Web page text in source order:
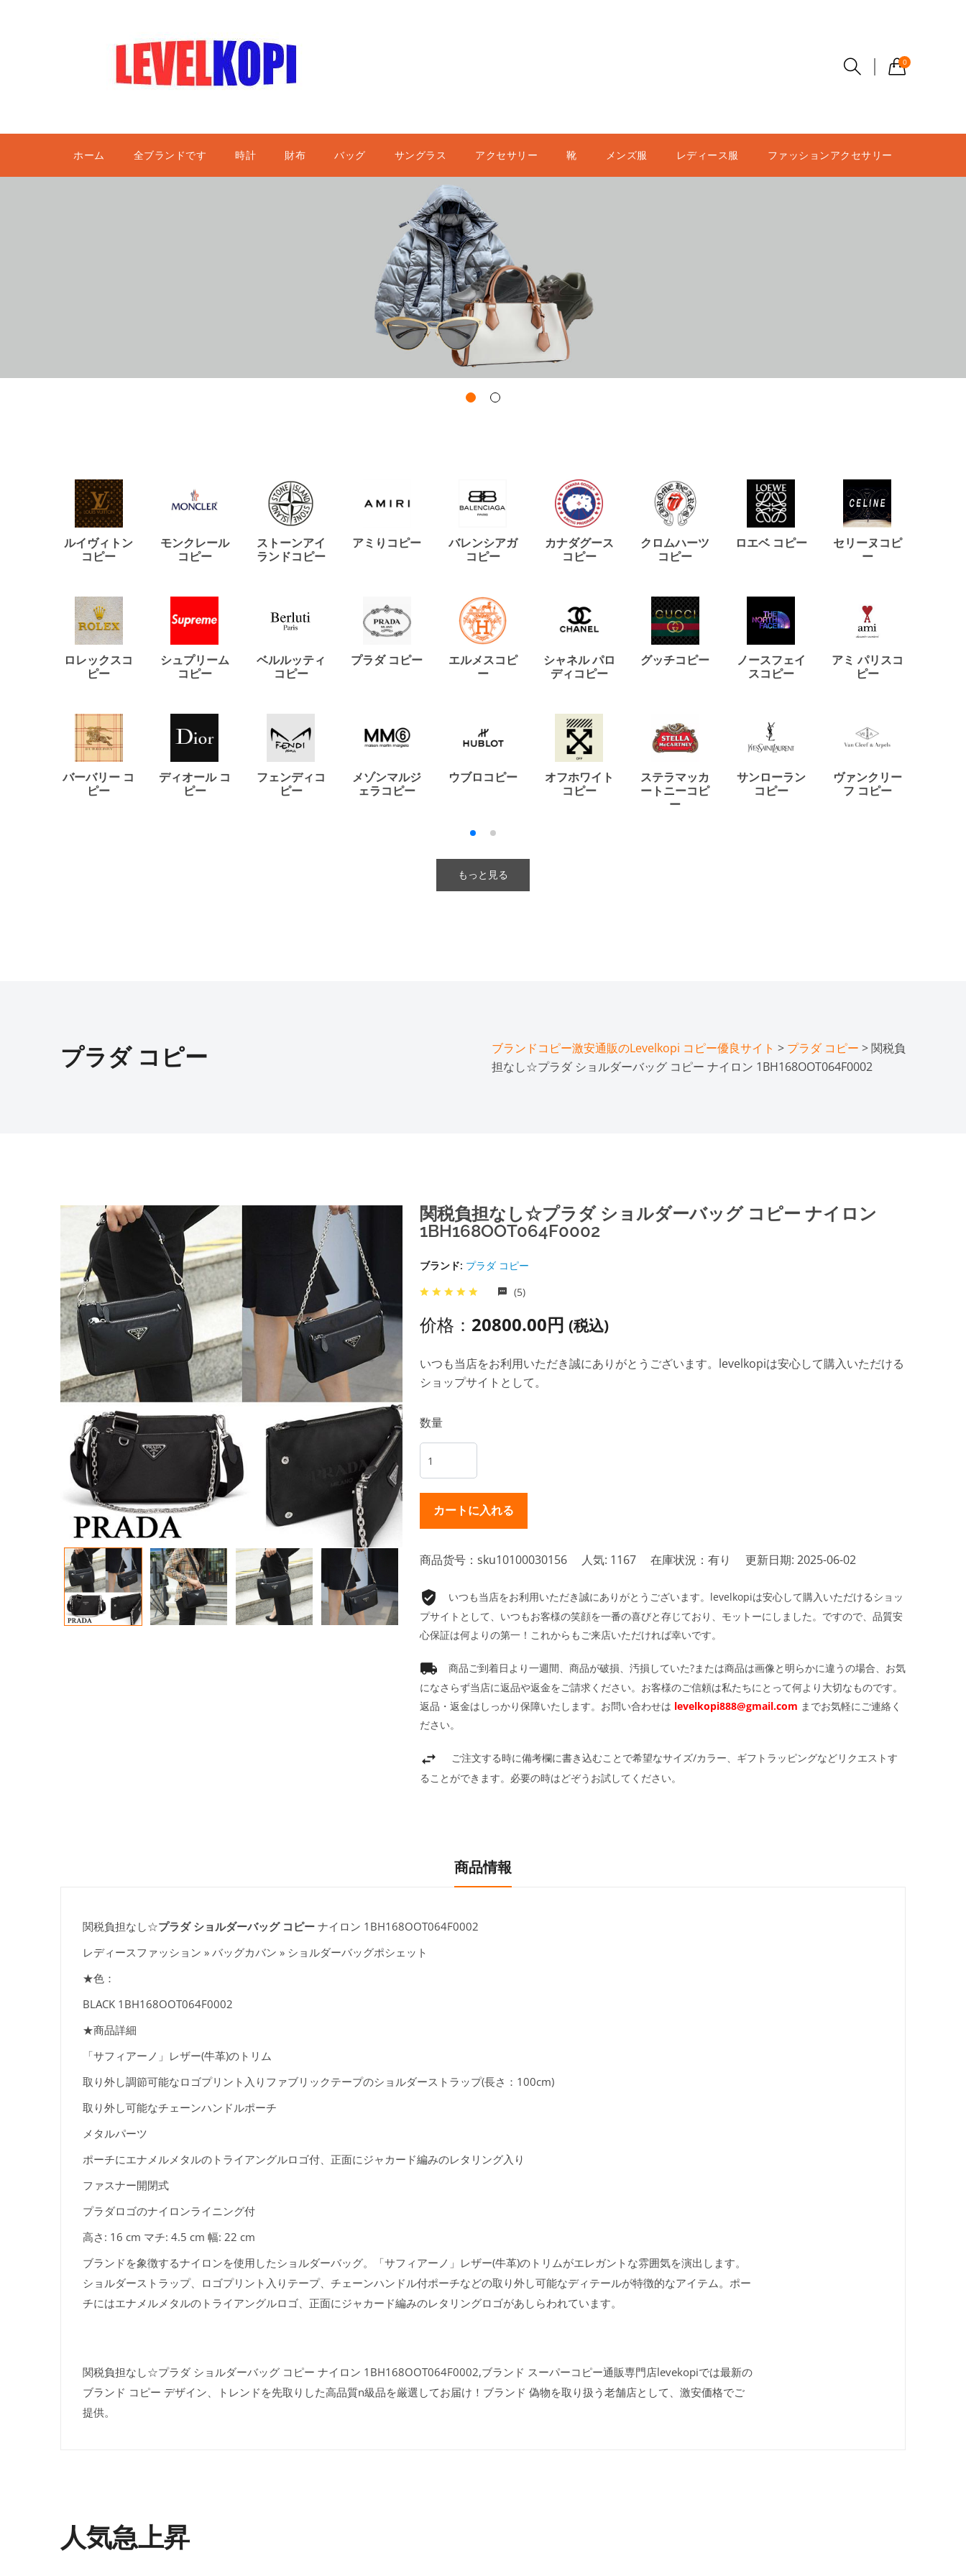
0
ホーム 全ブランドです 時計 財布 バッグ サングラス アクセサリー 靴 メンズ服 レディース服 ファッションアクセサリー
ルイヴィトン
コピー
モンクレール
コピー
ストーンアイ
ランドコピー
アミりコピー
バレンシアガ
コピー
カナダグース
コピー
クロムハーツ
コピー
ロエベ コピー
セリーヌコピ
ー
ロレックスコ
ピー
シュプリーム
コピー
ベルルッティ
コピー
プラダ コピー
エルメスコピ
ー
シャネル パロ
ディコピー
グッチコピー
ノースフェイ
スコピー
アミ パリスコ
ピー
バーバリー コ
ピー
ディオール コ
ピー
フェンディコ
ピー
メゾンマルジ
ェラコピー
ウブロコピー
オフホワイト
コピー
ステラマッカ
ートニーコピ
ー
サンローラン
コピー
ヴァンクリー
フ コピー
もっと見る
プラダ コピー ブランドコピー激安通販のLevelkopi コピー優良サイト > プラダ コピー > 関税負
担なし☆プラダ ショルダーバッグ コピー ナイロン 1BH168OOT064F0002
関税負担なし☆プラダ ショルダーバッグ コピー ナイロン
1BH168OOT064F0002
ブランド: プラダ コピー
(5)
价格： 20800.00円 (税込)
いつも当店をお利用いただき誠にありがとうございます。levelkopiは安心して購入いただける
ショップサイトとして。
数量
商品货号：sku10100030156 人気: 1167 在庫状況：有り 更新日期: 2025-06-02
いつも当店をお利用いただき誠にありがとうございます。levelkopiは安心して購入いただけるショッ
プサイトとして、いつもお客様の笑顔を一番の喜びと存じており、モットーにしました。ですので、品質安
心保証は何よりの第一！これからもご来店いただければ幸いです。
商品ご到着日より一週間、商品が破損、汚損していた?または商品は画像と明らかに違うの場合、お気
になさらず当店に返品や返金をご請求ください。お客様のご信頼は私たちにとって何より大切なものです。
返品・返金はしっかり保障いたします。お問い合わせは levelkopi888@gmail.com までお気軽にご連絡く
ださい。
ご注文する時に備考欄に書き込むことで希望なサイズ/カラー、ギフトラッピングなどリクエストす
ることができます。必要の時はどぞうお試してください。
商品情報
関税負担なし☆プラダ ショルダーバッグ コピー ナイロン 1BH168OOT064F0002
レディースファッション » バッグカバン » ショルダーバッグポシェット
★色：
BLACK 1BH168OOT064F0002
★商品詳細
「サフィアーノ」レザー(牛革)のトリム
取り外し調節可能なロゴプリント入りファブリックテープのショルダーストラップ(長さ：100cm)
取り外し可能なチェーンハンドルポーチ
メタルパーツ
ポーチにエナメルメタルのトライアングルロゴ付、正面にジャカード編みのレタリング入り
ファスナー開閉式
プラダロゴのナイロンライニング付
高さ: 16 cm マチ: 4.5 cm 幅: 22 cm
ブランドを象徴するナイロンを使用したショルダーバッグ。「サフィアーノ」レザー(牛革)のトリムがエレガントな雰囲気を演出します。
ショルダーストラップ、ロゴプリント入りテープ、チェーンハンドル付ポーチなどの取り外し可能なディテールが特徴的なアイテム。ポー
チにはエナメルメタルのトライアングルロゴ、正面にジャカード編みのレタリングロゴがあしらわれています。
関税負担なし☆プラダ ショルダーバッグ コピー ナイロン 1BH168OOT064F0002,ブランド スーパーコピー通販専門店levekopiでは最新の
ブランド コピー デザイン、トレンドを先取りした高品質n級品を厳選してお届け！ブランド 偽物を取り扱う老舗店として、激安価格でご
提供。
人気急上昇